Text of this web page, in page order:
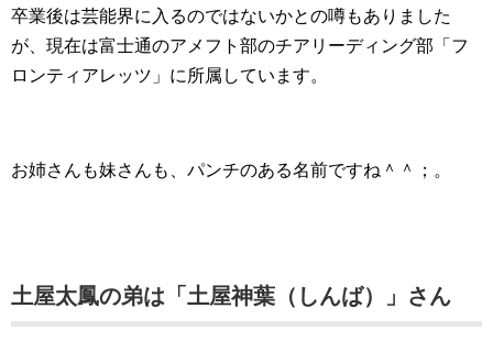
卒業後は芸能界に入るのではないかとの噂もありました
が、現在は富士通のアメフト部のチアリーディング部「フ
ロンティアレッツ」に所属しています。
お姉さんも妹さんも、パンチのある名前ですね＾＾；。
土屋太鳳の弟は「土屋神葉（しんば）」さん